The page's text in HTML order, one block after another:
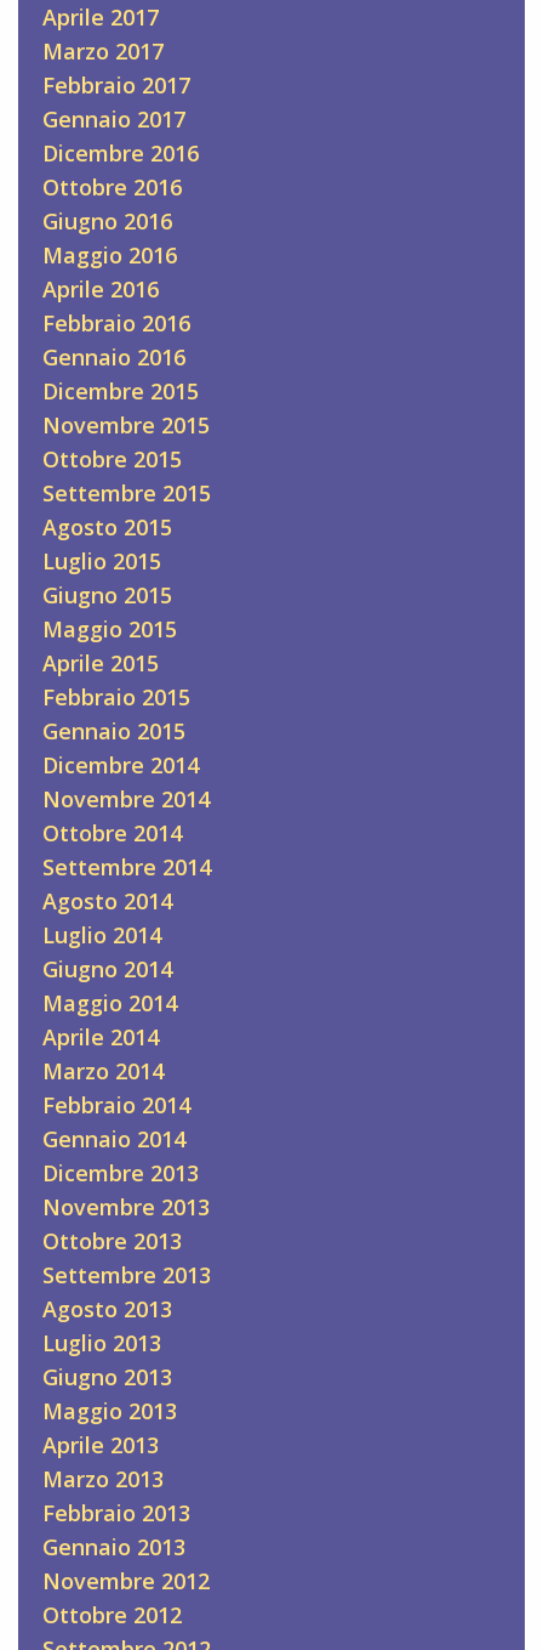
Aprile 2017
Marzo 2017
Febbraio 2017
Gennaio 2017
Dicembre 2016
Ottobre 2016
Giugno 2016
Maggio 2016
Aprile 2016
Febbraio 2016
Gennaio 2016
Dicembre 2015
Novembre 2015
Ottobre 2015
Settembre 2015
Agosto 2015
Luglio 2015
Giugno 2015
Maggio 2015
Aprile 2015
Febbraio 2015
Gennaio 2015
Dicembre 2014
Novembre 2014
Ottobre 2014
Settembre 2014
Agosto 2014
Luglio 2014
Giugno 2014
Maggio 2014
Aprile 2014
Marzo 2014
Febbraio 2014
Gennaio 2014
Dicembre 2013
Novembre 2013
Ottobre 2013
Settembre 2013
Agosto 2013
Luglio 2013
Giugno 2013
Maggio 2013
Aprile 2013
Marzo 2013
Febbraio 2013
Gennaio 2013
Novembre 2012
Ottobre 2012